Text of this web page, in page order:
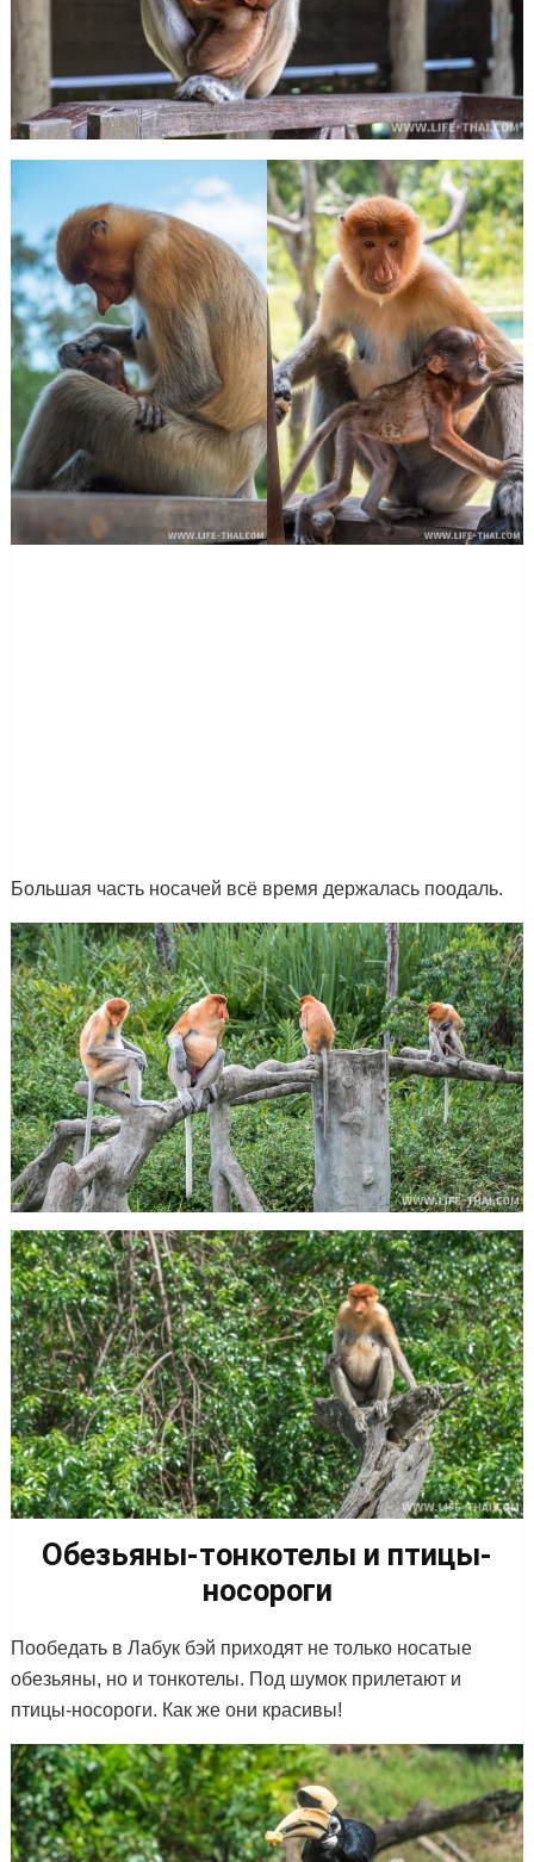
Большая часть носачей всё время держалась поодаль.
Обезьяны-тонкотелы и птицы-
носороги
Пообедать в Лабук бэй приходят не только носатые
обезьяны, но и тонкотелы. Под шумок прилетают и
птицы-носороги. Как же они красивы!